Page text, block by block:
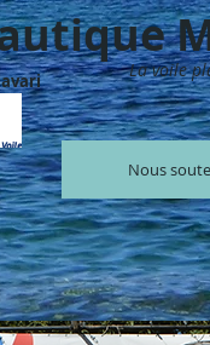
La voile
Nous